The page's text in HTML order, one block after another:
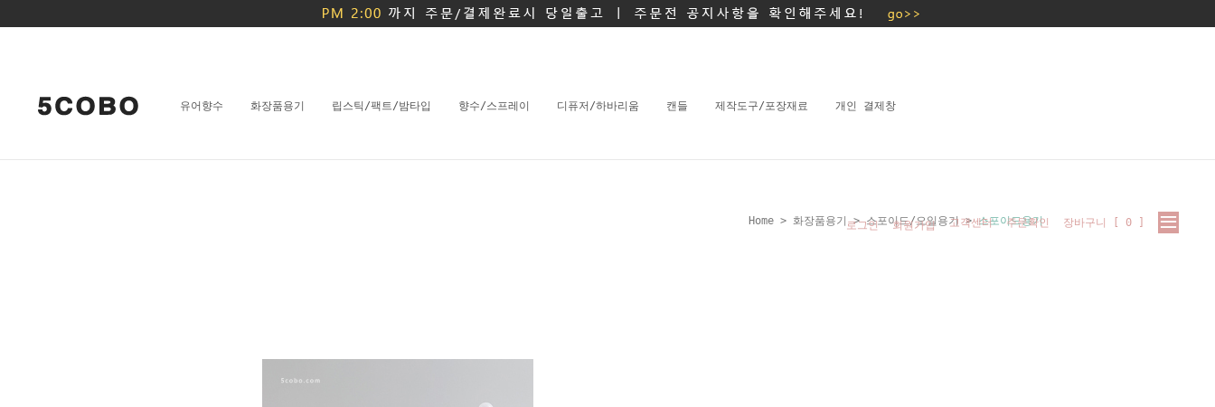
유어향수 화장품용기 립스틱/팩트/밤타입 향수/스프레이 디퓨저/하바리움 캔들 제작도구/포장재료 개인 결제창
로그인 회원가입 고객센터 주문확인 장바구니 [ 0
Home > 화장품용기 >스포이드/오일용기 >스포이드용기